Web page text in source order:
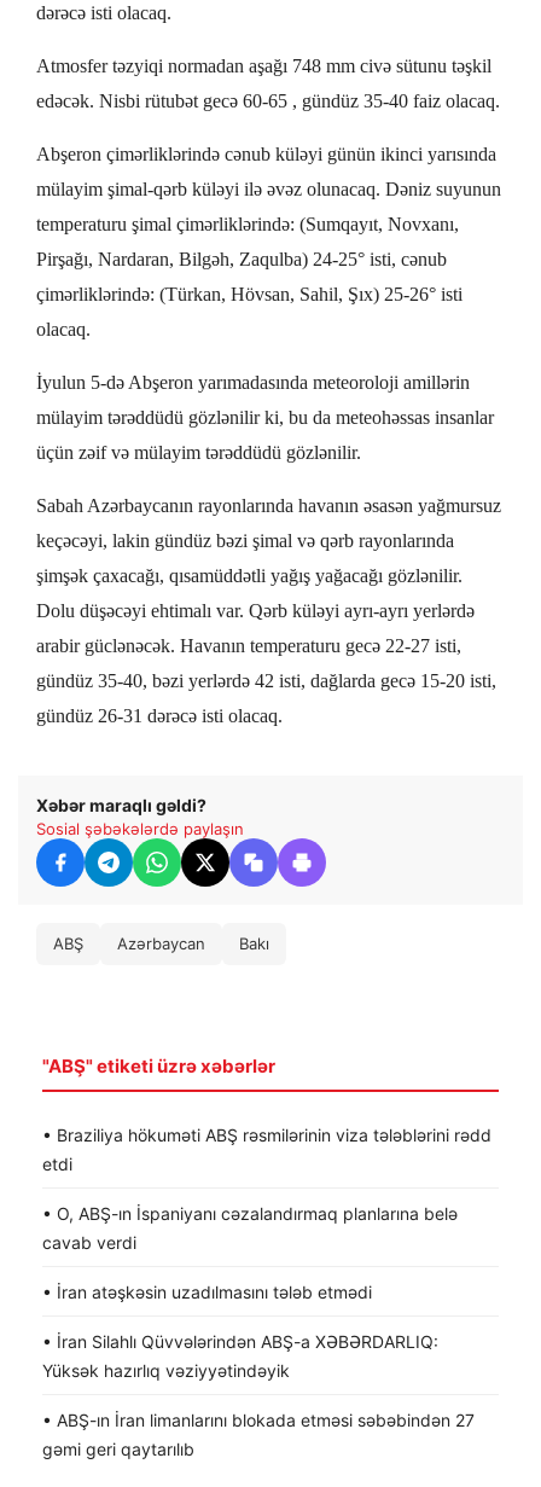
dərəcə isti olacaq.
Atmosfer təzyiqi normadan aşağı 748 mm civə sütunu təşkil
edəcək. Nisbi rütubət gecə 60-65 , gündüz 35-40 faiz olacaq.
Abşeron çimərliklərində cənub küləyi günün ikinci yarısında
mülayim şimal-qərb küləyi ilə əvəz olunacaq. Dəniz suyunun
temperaturu şimal çimərliklərində: (Sumqayıt, Novxanı,
Pirşağı, Nardaran, Bilgəh, Zaqulba) 24-25° isti, cənub
çimərliklərində: (Türkan, Hövsan, Sahil, Şıx) 25-26° isti
olacaq.
İyulun 5-də Abşeron yarımadasında meteoroloji amillərin
mülayim tərəddüdü gözlənilir ki, bu da meteohəssas insanlar
üçün zəif və mülayim tərəddüdü gözlənilir.
Sabah Azərbaycanın rayonlarında havanın əsasən yağmursuz
keçəcəyi, lakin gündüz bəzi şimal və qərb rayonlarında
şimşək çaxacağı, qısamüddətli yağış yağacağı gözlənilir.
Dolu düşəcəyi ehtimalı var. Qərb küləyi ayrı-ayrı yerlərdə
arabir güclənəcək. Havanın temperaturu gecə 22-27 isti,
gündüz 35-40, bəzi yerlərdə 42 isti, dağlarda gecə 15-20 isti,
gündüz 26-31 dərəcə isti olacaq.
Xəbər maraqlı gəldi?
Sosial şəbəkələrdə paylaşın
ABŞ Azərbaycan Bakı
"ABŞ" etiketi üzrə xəbərlər
• Braziliya hökuməti ABŞ rəsmilərinin viza tələblərini rədd
etdi
• O, ABŞ-ın İspaniyanı cəzalandırmaq planlarına belə
cavab verdi
• İran atəşkəsin uzadılmasını tələb etmədi
• İran Silahlı Qüvvələrindən ABŞ-a XƏBƏRDARLIQ:
Yüksək hazırlıq vəziyyətindəyik
• ABŞ-ın İran limanlarını blokada etməsi səbəbindən 27
gəmi geri qaytarılıb